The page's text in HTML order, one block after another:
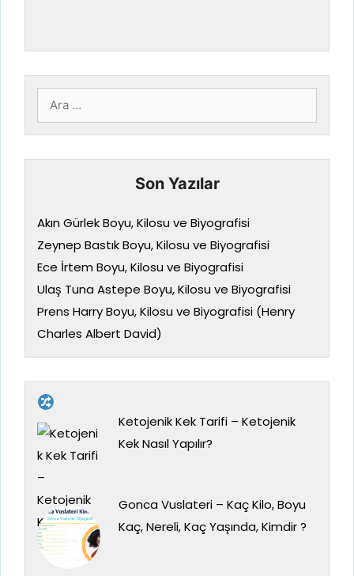
için
ara
Son Yazılar
Akın Gürlek Boyu, Kilosu ve Biyografisi
Zeynep Bastık Boyu, Kilosu ve Biyografisi
Ece İrtem Boyu, Kilosu ve Biyografisi
Ulaş Tuna Astepe Boyu, Kilosu ve Biyografisi
Prens Harry Boyu, Kilosu ve Biyografisi (Henry
Charles Albert David)
Ketojenik Kek Tarifi – Ketojenik
Kek Nasıl Yapılır?
Gonca Vuslateri – Kaç Kilo, Boyu
Kaç, Nereli, Kaç Yaşında, Kimdir ?